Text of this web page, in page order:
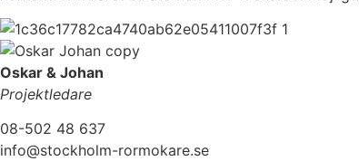
Oskar & Johan
Projektledare
08-502 48 637
info@stockholm-rormokare.se